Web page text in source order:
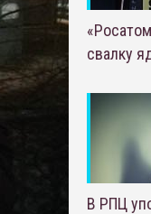
свалку
В РПЦ